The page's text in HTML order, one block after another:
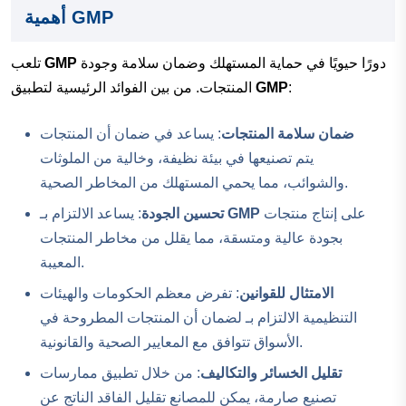
أهمية GMP
GMP
GMP:
ضمان سلامة المنتجات: يساعد في ضمان أن المنتجات
يتم تصنيعها في بيئة نظيفة، وخالية من الملوثات
والشوائب، مما يحمي المستهلك من المخاطر الصحية.
تحسين الجودة: يساعد الالتزام بـGMP
بجودة عالية ومتسقة، مما يقلل من مخاطر المنتجات
المعيبة.
الامتثال للقوانين: تفرض معظم الحكومات والهيئات
التنظيمية الالتزام بـ لضمان أن المنتجات المطروحة في
الأسواق تتوافق مع المعايير الصحية والقانونية.
تقليل الخسائر والتكاليف: من خلال تطبيق ممارسات
تصنيع صارمة، يمكن للمصانع تقليل الفاقد الناتج عن